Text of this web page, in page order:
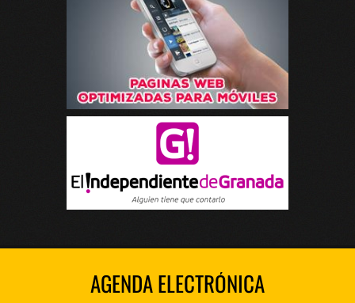
AGENDA ELECTRÓNICA